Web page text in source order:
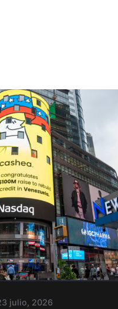
julio, 2026